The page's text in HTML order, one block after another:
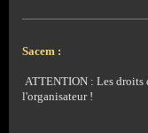
Sacem :
ATTENTION : Les droits
l'organisateur !